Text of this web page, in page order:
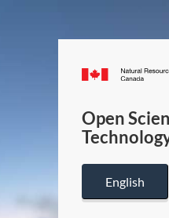
Open
English